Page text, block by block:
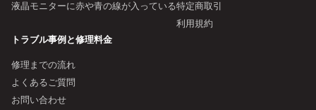
液晶モニターに赤や青の線が入っている特定商取引
利用規約
トラブル事例と修理料金
修理までの流れ
よくあるご質問
お問い合わせ